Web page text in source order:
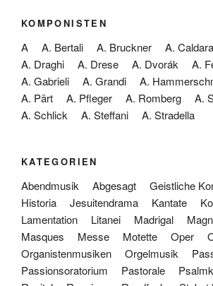
KOMPONISTEN
A A. Bertali A. Bruckner A. Caldara
A. Draghi
A. Drese A. Dvorák
A.
A. Gabrieli
A. Grandi A.
A. Pärt
A. Pfleger A. Romberg
A.
A. Schlick
A. Steffani A. Stradella
KATEGORIEN
Abendmusik Abgesagt
Geistliche
Historia
Jesuitendrama Kantate
Lamentation
Litanei Madrigal
Masques
Messe Motette Oper
Organistenmusiken
Orgelmusik
Passionsoratorium
Pastorale